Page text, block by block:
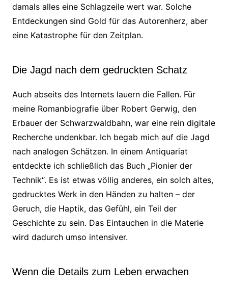
damals alles eine Schlagzeile wert war. Solche
Entdeckungen sind Gold für das Autorenherz, aber
eine Katastrophe für den Zeitplan.
Die Jagd nach dem gedruckten Schatz
Auch abseits des Internets lauern die Fallen. Für
meine Romanbiografie über Robert Gerwig, den
Erbauer der Schwarzwaldbahn, war eine rein digitale
Recherche undenkbar. Ich begab mich auf die Jagd
nach analogen Schätzen. In einem Antiquariat
entdeckte ich schließlich das Buch „Pionier der
Technik“. Es ist etwas völlig anderes, ein solch altes,
gedrucktes Werk in den Händen zu halten – der
Geruch, die Haptik, das Gefühl, ein Teil der
Geschichte zu sein. Das Eintauchen in die Materie
wird dadurch umso intensiver.
Wenn die Details zum Leben erwachen